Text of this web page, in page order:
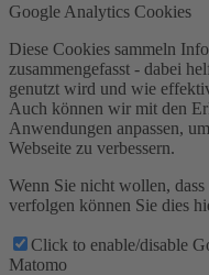
Google Analytics Cookies
Diese Cookies sammeln
zusammengefasst - dabei
genutzt wird und wie
Auch können wir mit den
Anwendungen anpassen,
Webseite zu verbessern.
Wenn Sie nicht wollen,
verfolgen können Sie dies
Click to enable/disable
Matomo